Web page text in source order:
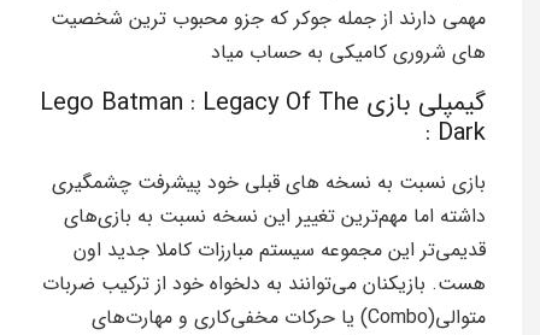
مهمی دارند از جمله جوکر که جزو محبوب ترین شخصیت
های شروری کامیکی به حساب میاد
گیمپلی بازی Lego Batman : Legacy Of The
Dark :
بازی نسبت به نسخه های قبلی خود پیشرفت چشمگیری
داشته اما مهم‌ترین تغییر این نسخه نسبت به بازی‌های
قدیمی‌تر این مجموعه سیستم مبارزات کاملا جدید اون
هست. بازیکنان می‌توانند به دلخواه خود از ترکیب ضربات
متوالی(Combo) یا حرکات مخفی‌کاری و مهارت‌های